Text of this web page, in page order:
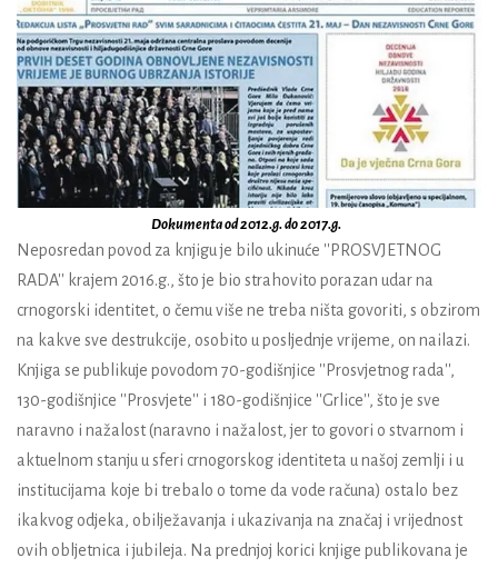
Dokumenta od 2012.g. do 2017.g.
Neposredan povod za knjigu je bilo ukinuće ''PROSVJETNOG
RADA'' krajem 2016.g., što je bio strahovito porazan udar na
crnogorski identitet, o čemu više ne treba ništa govoriti, s obzirom
na kakve sve destrukcije, osobito u posljednje vrijeme, on nailazi.
Knjiga se publikuje povodom 70-godišnjice ''Prosvjetnog rada'',
130-godišnjice ''Prosvjete'' i 180-godišnjice ''Grlice'', što je sve
naravno i nažalost (naravno i nažalost, jer to govori o stvarnom i
aktuelnom stanju u sferi crnogorskog identiteta u našoj zemlji i u
institucijama koje bi trebalo o tome da vode računa) ostalo bez
ikakvog odjeka, obilježavanja i ukazivanja na značaj i vrijednost
ovih obljetnica i jubileja. Na prednjoj korici knjige publikovana je